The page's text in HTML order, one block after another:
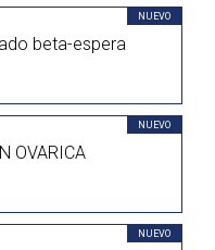
NUEVO
beta-espera
NUEVO
OVARICA
NUEVO